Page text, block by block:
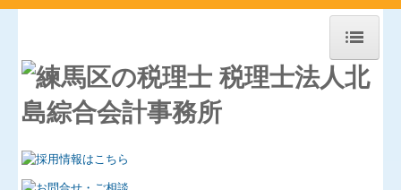
ホーム
事務所紹介
スタッフ＆顧問紹介